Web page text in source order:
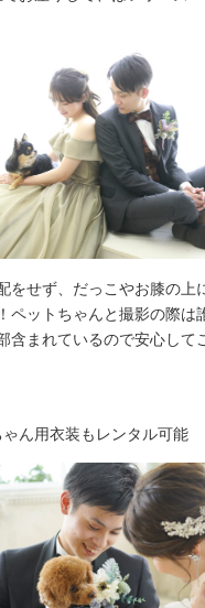
をせず、だっこやお膝の上
ペットちゃんと撮影の際は
含まれているので安心して
ん用衣装もレンタル可能